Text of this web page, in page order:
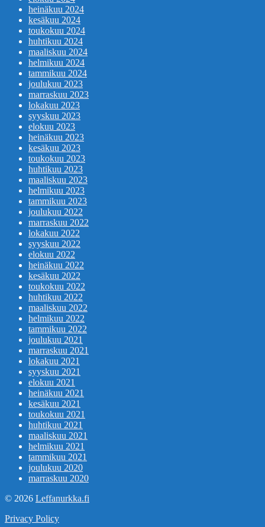
heinäkuu 2024
kesäkuu 2024
toukokuu 2024
huhtikuu 2024
maaliskuu 2024
helmikuu 2024
tammikuu 2024
joulukuu 2023
marraskuu 2023
lokakuu 2023
syyskuu 2023
elokuu 2023
heinäkuu 2023
kesäkuu 2023
toukokuu 2023
huhtikuu 2023
maaliskuu 2023
helmikuu 2023
tammikuu 2023
joulukuu 2022
marraskuu 2022
lokakuu 2022
syyskuu 2022
elokuu 2022
heinäkuu 2022
kesäkuu 2022
toukokuu 2022
huhtikuu 2022
maaliskuu 2022
helmikuu 2022
tammikuu 2022
joulukuu 2021
marraskuu 2021
lokakuu 2021
syyskuu 2021
elokuu 2021
heinäkuu 2021
kesäkuu 2021
toukokuu 2021
huhtikuu 2021
maaliskuu 2021
helmikuu 2021
tammikuu 2021
joulukuu 2020
marraskuu 2020
© 2026 Leffanurkka.fi
Privacy Policy